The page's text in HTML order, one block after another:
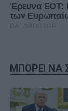
ΜΠΟΡΕΙ ΝΑ